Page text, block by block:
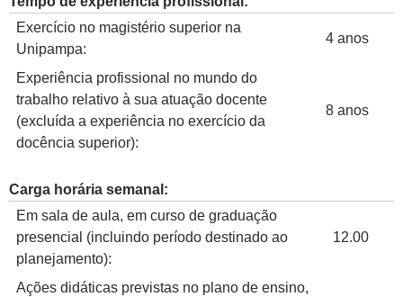
Exercício no magistério superior na
Unipampa:
4 anos
Experiência profissional no mundo do
trabalho relativo à sua atuação docente
(excluída a experiência no exercício da
docência superior):
8 anos
Carga horária semanal:
Em sala de aula, em curso de graduação
presencial (incluindo período destinado ao
planejamento):
12.00
Ações didáticas previstas no plano de ensino,